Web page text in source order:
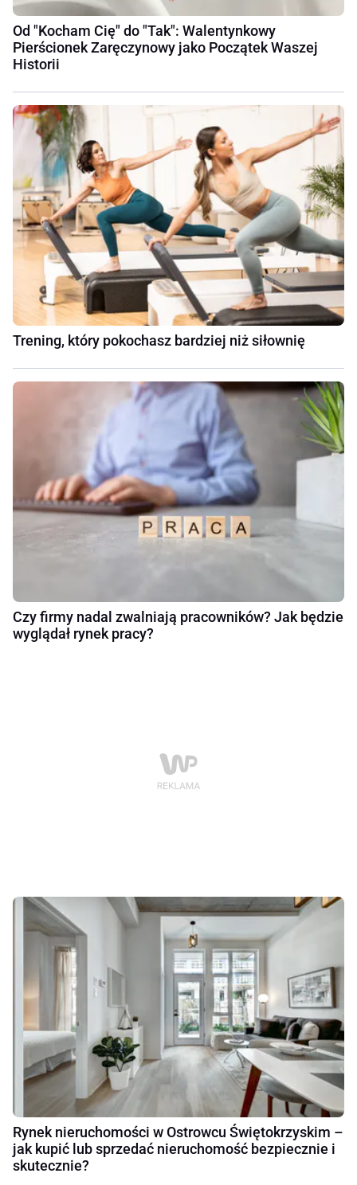
Od "Kocham Cię" do "Tak": Walentynkowy
Pierścionek Zaręczynowy jako Początek Waszej
Historii
Trening, który pokochasz bardziej niż siłownię
Czy firmy nadal zwalniają pracowników? Jak będzie
wyglądał rynek pracy?
Rynek nieruchomości w Ostrowcu Świętokrzyskim –
jak kupić lub sprzedać nieruchomość bezpiecznie i
skutecznie?